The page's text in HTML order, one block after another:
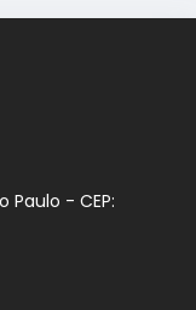
Paulo - CEP: